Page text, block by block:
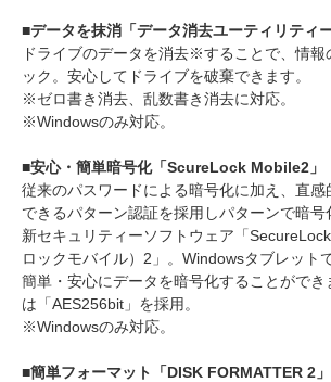
■データを抹消「データ消去ユーティリティー
ドライブのデータを消去※することで、情報
ック。安心してドライブを破棄できます。
※ゼロ書き消去、乱数書き消去に対応。
※Windowsのみ対応。
■安心・簡単暗号化「ScureLock Mobile2」
従来のパスワードによる暗号化に加え、直
できるパターン認証を採用しパターンで暗
新セキュリティーソフトウェア「
ロックモバイル）2」。Windowsタブレット
簡単・安心にデータを暗号化することができ
は「AES256bit」を採用。
※Windowsのみ対応。
■簡単フォーマット「DISK FORMATTER 2」